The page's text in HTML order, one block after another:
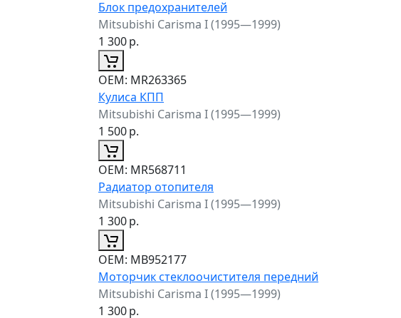
Блок предохранителей
Mitsubishi Carisma I (1995—1999)
1 300р.
ОЕМ: MR263365
Кулиса КПП
Mitsubishi Carisma I (1995—1999)
1 500р.
ОЕМ: MR568711
Радиатор отопителя
Mitsubishi Carisma I (1995—1999)
1 300р.
ОЕМ: MB952177
Моторчик стеклоочистителя передний
Mitsubishi Carisma I (1995—1999)
1 300р.